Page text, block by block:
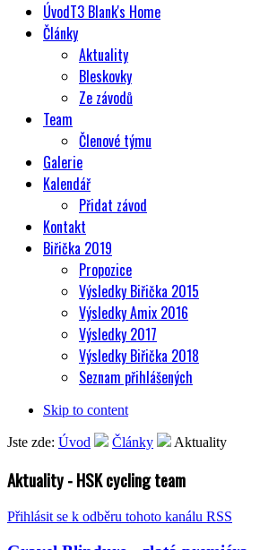
ÚvodT3 Blank's Home
Články
Aktuality
Bleskovky
Ze závodů
Team
Členové týmu
Galerie
Kalendář
Přidat závod
Kontakt
Biřička 2019
Propozice
Výsledky Biřička 2015
Výsledky Amix 2016
Výsledky 2017
Výsledky Biřička 2018
Seznam přihlášených
Skip to content
Jste zde: Úvod Články Aktuality
Aktuality - HSK cycling team
Přihlásit se k odběru tohoto kanálu RSS